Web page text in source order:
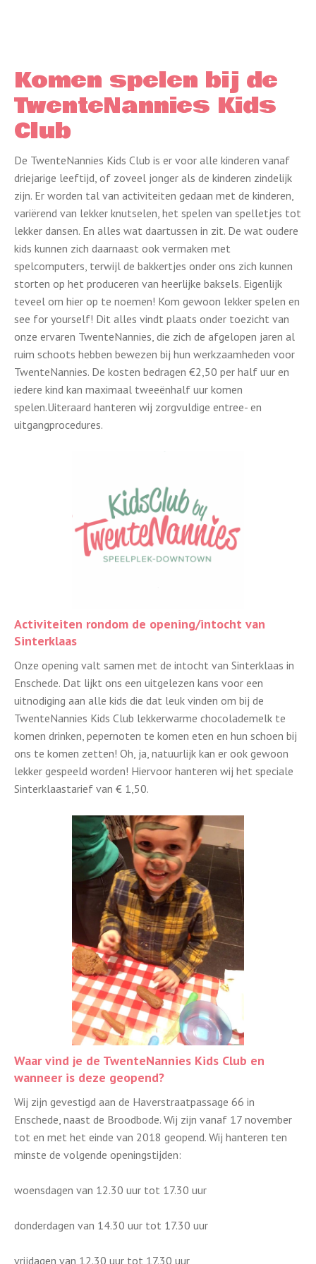
Komen spelen bij de
TwenteNannies Kids
Club
De TwenteNannies Kids Club is er voor alle kinderen vanaf
driejarige leeftijd, of zoveel jonger als de kinderen zindelijk
zijn. Er worden tal van activiteiten gedaan met de kinderen,
variërend van lekker knutselen, het spelen van spelletjes tot
lekker dansen. En alles wat daartussen in zit. De wat oudere
kids kunnen zich daarnaast ook vermaken met
spelcomputers, terwijl de bakkertjes onder ons zich kunnen
storten op het produceren van heerlijke baksels. Eigenlijk
teveel om hier op te noemen! Kom gewoon lekker spelen en
see for yourself! Dit alles vindt plaats onder toezicht van
onze ervaren TwenteNannies, die zich de afgelopen jaren al
ruim schoots hebben bewezen bij hun werkzaamheden voor
TwenteNannies. De kosten bedragen €2,50 per half uur en
iedere kind kan maximaal tweeënhalf uur komen
spelen.Uiteraard hanteren wij zorgvuldige entree- en
uitgangprocedures.
Activiteiten rondom de opening/intocht van
Sinterklaas
Onze opening valt samen met de intocht van Sinterklaas in
Enschede. Dat lijkt ons een uitgelezen kans voor een
uitnodiging aan alle kids die dat leuk vinden om bij de
TwenteNannies Kids Club lekkerwarme chocolademelk te
komen drinken, pepernoten te komen eten en hun schoen bij
ons te komen zetten! Oh, ja, natuurlijk kan er ook gewoon
lekker gespeeld worden! Hiervoor hanteren wij het speciale
Sinterklaastarief van € 1,50.
Waar vind je de TwenteNannies Kids Club en
wanneer is deze geopend?
Wij zijn gevestigd aan de Haverstraatpassage 66 in
Enschede, naast de Broodbode. Wij zijn vanaf 17 november
tot en met het einde van 2018 geopend. Wij hanteren ten
minste de volgende openingstijden:
woensdagen van 12.30 uur tot 17.30 uur
donderdagen van 14.30 uur tot 17.30 uur
vrijdagen van 12.30 uur tot 17.30 uur